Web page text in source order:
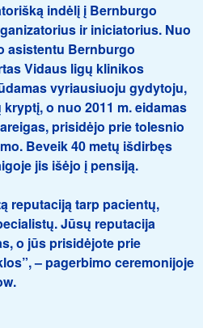
indėlį į Bernburgo
ir iniciatorius. Nuo
asistentu Bernburgo
Vidaus ligų klinikos
vyriausiuoju gydytoju,
o nuo 2011 m. eidamas
prisidėjo prie tolesnio
Beveik 40 metų išdirbęs
jis išėjo į pensiją.
reputaciją tarp pacientų,
Jūsų reputacija
o jūs prisidėjote prie
– pagerbimo ceremonijoje